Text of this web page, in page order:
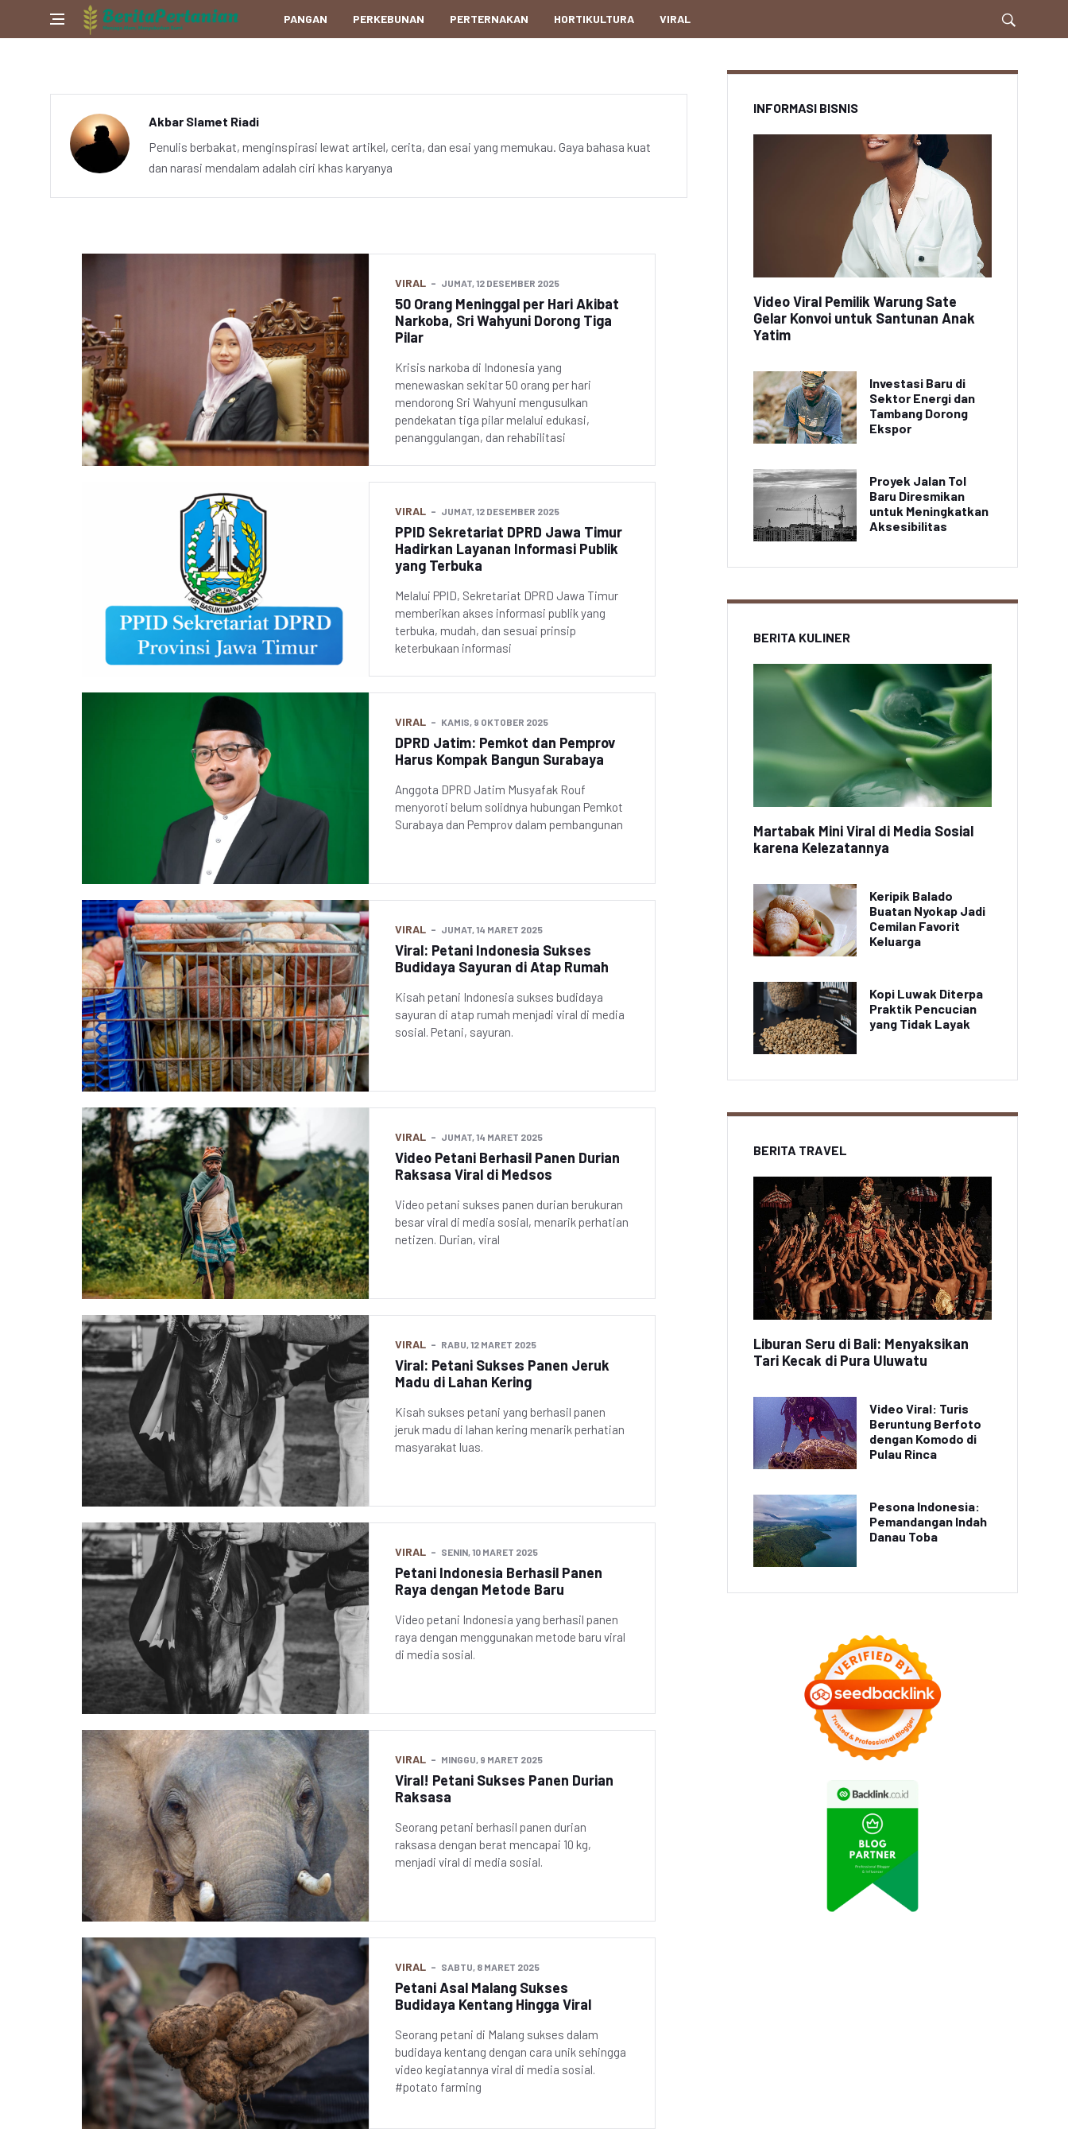
PANGAN PERKEBUNAN PERTERNAKAN HORTIKULTURA VIRAL
Akbar Slamet Riadi
Penulis berbakat, menginspirasi lewat artikel, cerita, dan esai yang memukau. Gaya bahasa kuat
dan narasi mendalam adalah ciri khas karyanya
VIRAL JUMAT, 12 DESEMBER 2025
50 Orang Meninggal per Hari Akibat
Narkoba, Sri Wahyuni Dorong Tiga
Pilar
Krisis narkoba di Indonesia yang
menewaskan sekitar 50 orang per hari
mendorong Sri Wahyuni mengusulkan
pendekatan tiga pilar melalui edukasi,
penanggulangan, dan rehabilitasi
VIRAL JUMAT, 12 DESEMBER 2025
PPID Sekretariat DPRD Jawa Timur
Hadirkan Layanan Informasi Publik
yang Terbuka
Melalui PPID, Sekretariat DPRD Jawa Timur
memberikan akses informasi publik yang
terbuka, mudah, dan sesuai prinsip
keterbukaan informasi
VIRAL KAMIS, 9 OKTOBER 2025
DPRD Jatim: Pemkot dan Pemprov
Harus Kompak Bangun Surabaya
Anggota DPRD Jatim Musyafak Rouf
menyoroti belum solidnya hubungan Pemkot
Surabaya dan Pemprov dalam pembangunan
VIRAL JUMAT, 14 MARET 2025
Viral: Petani Indonesia Sukses
Budidaya Sayuran di Atap Rumah
Kisah petani Indonesia sukses budidaya
sayuran di atap rumah menjadi viral di media
sosial. Petani, sayuran.
VIRAL JUMAT, 14 MARET 2025
Video Petani Berhasil Panen Durian
Raksasa Viral di Medsos
Video petani sukses panen durian berukuran
besar viral di media sosial, menarik perhatian
netizen. Durian, viral
VIRAL RABU, 12 MARET 2025
Viral: Petani Sukses Panen Jeruk
Madu di Lahan Kering
Kisah sukses petani yang berhasil panen
jeruk madu di lahan kering menarik perhatian
masyarakat luas.
VIRAL SENIN, 10 MARET 2025
Petani Indonesia Berhasil Panen
Raya dengan Metode Baru
Video petani Indonesia yang berhasil panen
raya dengan menggunakan metode baru viral
di media sosial.
VIRAL MINGGU, 9 MARET 2025
Viral! Petani Sukses Panen Durian
Raksasa
Seorang petani berhasil panen durian
raksasa dengan berat mencapai 10 kg,
menjadi viral di media sosial.
VIRAL SABTU, 8 MARET 2025
Petani Asal Malang Sukses
Budidaya Kentang Hingga Viral
Seorang petani di Malang sukses dalam
budidaya kentang dengan cara unik sehingga
video kegiatannya viral di media sosial.
#potato farming
INFORMASI BISNIS
Video Viral Pemilik Warung Sate
Gelar Konvoi untuk Santunan Anak
Yatim
Investasi Baru di
Sektor Energi dan
Tambang Dorong
Ekspor
Proyek Jalan Tol
Baru Diresmikan
untuk Meningkatkan
Aksesibilitas
BERITA KULINER
Martabak Mini Viral di Media Sosial
karena Kelezatannya
Keripik Balado
Buatan Nyokap Jadi
Cemilan Favorit
Keluarga
Kopi Luwak Diterpa
Praktik Pencucian
yang Tidak Layak
BERITA TRAVEL
Liburan Seru di Bali: Menyaksikan
Tari Kecak di Pura Uluwatu
Video Viral: Turis
Beruntung Berfoto
dengan Komodo di
Pulau Rinca
Pesona Indonesia:
Pemandangan Indah
Danau Toba